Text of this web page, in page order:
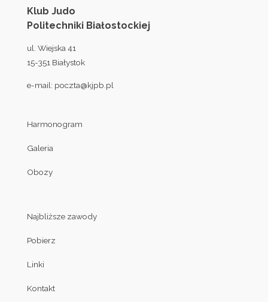
Klub Judo
Politechniki Białostockiej
ul. Wiejska 41
15-351 Białystok
e-mail: poczta@kjpb.pl
Harmonogram
Galeria
Obozy
Najbliższe zawody
Pobierz
Linki
Kontakt